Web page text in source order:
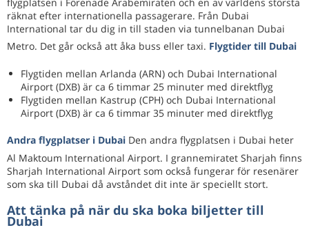
räknat efter internationella passagerare. Från Dubai
International tar du dig in till staden via tunnelbanan Dubai
Metro. Det går också att åka buss eller taxi. Flygtider till Dubai
Flygtiden mellan Arlanda (ARN) och Dubai International
Airport (DXB) är ca 6 timmar 25 minuter med direktflyg
Flygtiden mellan Kastrup (CPH) och Dubai International
Airport (DXB) är ca 6 timmar 35 minuter med direktflyg
Andra flygplatser i Dubai Den andra flygplatsen i Dubai heter
Al Maktoum International Airport. I grannemiratet Sharjah finns
Sharjah International Airport som också fungerar för resenärer
som ska till Dubai då avståndet dit inte är speciellt stort.
Att tänka på när du ska boka biljetter till
Dubai